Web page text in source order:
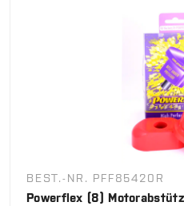
BEST.-NR. PFF85420R
Powerflex (8)